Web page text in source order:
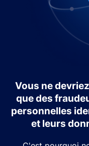
Vous ne
que des
personnelles
et leurs